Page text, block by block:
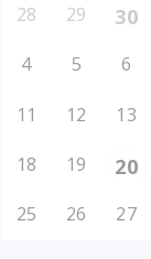
28 29 30
4 5 6
11 12 13
18 19 20
25 26 27